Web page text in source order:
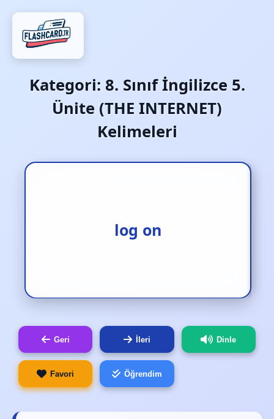
Kategori: 8. Sınıf İngilizce 5.
Ünite (THE INTERNET)
Kelimeleri
log on
giriş yapmak
Geri İleri Dinle
Favori Öğrendim